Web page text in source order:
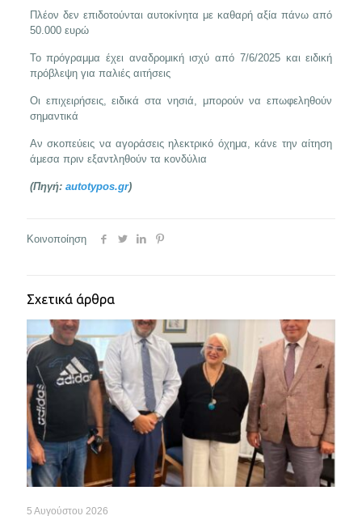
Πλέον δεν επιδοτούνται αυτοκίνητα με καθαρή αξία πάνω από
50.000 ευρώ
Το πρόγραμμα έχει αναδρομική ισχύ από 7/6/2025 και ειδική
πρόβλεψη για παλιές αιτήσεις
Οι επιχειρήσεις, ειδικά στα νησιά, μπορούν να επωφεληθούν
σημαντικά
Αν σκοπεύεις να αγοράσεις ηλεκτρικό όχημα, κάνε την αίτηση
άμεσα πριν εξαντληθούν τα κονδύλια
(Πηγή: autotypos.gr)
Κοινοποίηση
Σχετικά άρθρα
5 Αυγούστου 2026